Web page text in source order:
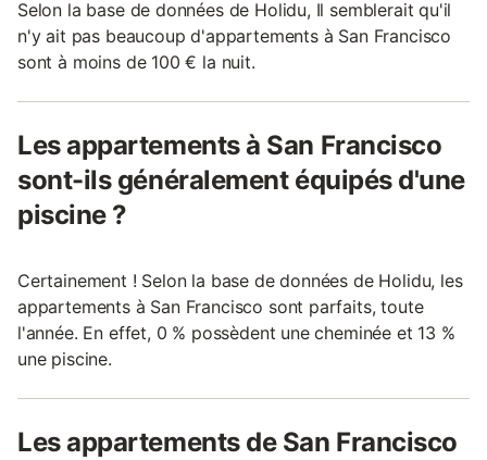
Selon la base de données de Holidu, Il semblerait qu'il
n'y ait pas beaucoup d'appartements à San Francisco
sont à moins de 100 € la nuit.
Les appartements à San Francisco
sont-ils généralement équipés d'une
piscine ?
Certainement ! Selon la base de données de Holidu, les
appartements à San Francisco sont parfaits, toute
l'année. En effet, 0 % possèdent une cheminée et 13 %
une piscine.
Les appartements de San Francisco